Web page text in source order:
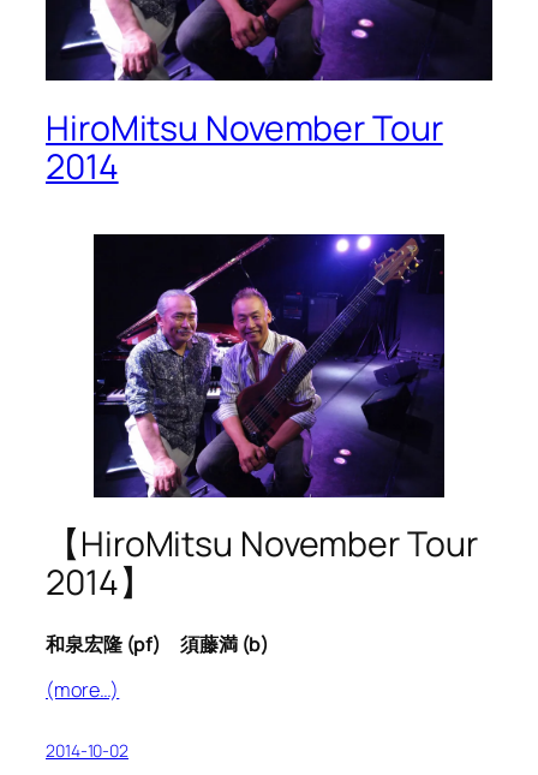
HiroMitsu November Tour
2014
【HiroMitsu November Tour
2014】
和泉宏隆 (pf) 須藤満 (b)
(more…)
2014-10-02